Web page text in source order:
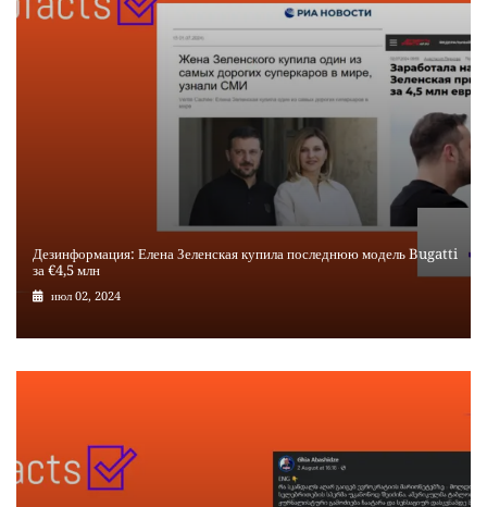
Дезинформация: Елена Зеленская купила последнюю модель Bugatti
за €4,5 млн
июл 02, 2024